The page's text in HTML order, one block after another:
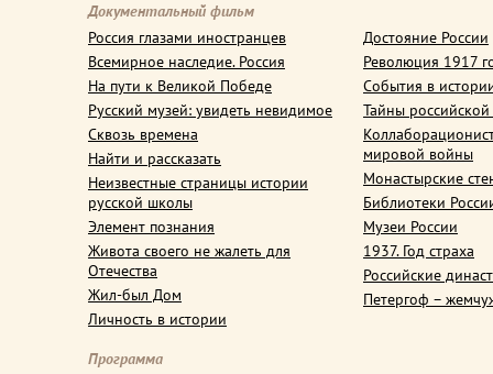
Документальный фильм
Россия глазами иностранцев
Всемирное наследие. Россия
На пути к Великой Победе
Русский музей: увидеть невидимое
Сквозь времена
Найти и рассказать
Неизвестные страницы истории
русской школы
Элемент познания
Живота своего не жалеть для
Отечества
Жил-был Дом
Личность в истории
Достояние России
Революция 1917
События в
Тайны
мировой войны
Монастырские
Библиотеки
Музеи России
1937. Год страха
Российские
Петергоф –
Программа